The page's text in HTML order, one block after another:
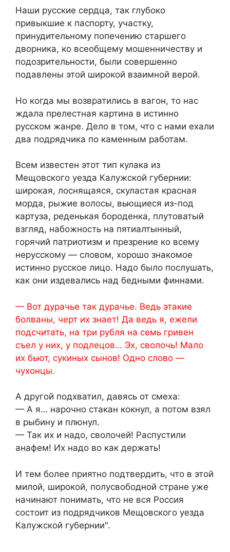
Наши русские сердца, так глубоко
привыкшие к паспорту, участку,
принудительному попечению старшего
дворника, ко всеобщему мошенничеству и
подозрительности, были совершенно
подавлены этой широкой взаимной верой.
Но когда мы возвратились в вагон, то нас
ждала прелестная картина в истинно
русском жанре. Дело в том, что с нами ехали
два подрядчика по каменным работам.
Всем известен этот тип кулака из
Мещовского уезда Калужской губернии:
широкая, лоснящаяся, скуластая красная
морда, рыжие волосы, вьющиеся из-под
картуза, реденькая бороденка, плутоватый
взгляд, набожность на пятиалтынный,
горячий патриотизм и презрение ко всему
нерусскому — словом, хорошо знакомое
истинно русское лицо. Надо было послушать,
как они издевались над бедными финнами.
— Вот дурачье так дурачье. Ведь этакие
болваны, черт их знает! Да ведь я, ежели
подсчитать, на три рубля на семь гривен
съел у них, у подлецов… Эх, сволочь! Мало
их бьют, сукиных сынов! Одно слово —
чухонцы.
А другой подхватил, давясь от смеха:
— А я… нарочно стакан кокнул, а потом взял
в рыбину и плюнул.
— Так их и надо, сволочей! Распустили
анафем! Их надо во как держать!
И тем более приятно подтвердить, что в этой
милой, широкой, полусвободной стране уже
начинают понимать, что не вся Россия
состоит из подрядчиков Мещовского уезда
Калужской губернии".